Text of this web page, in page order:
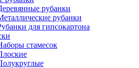
рубанки
рубанки
для гипсокартона
стамесок